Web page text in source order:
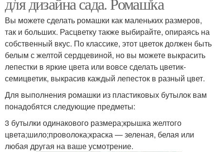
Вы можете сделать ромашки как маленьких размеров,
так и больших. Расцветку также выбирайте, опираясь на
собственный вкус. По классике, этот цветок должен быть
белым с желтой сердцевиной, но вы можете выкрасить
лепестки в яркие цвета или вовсе сделать цветик-
семицветик, выкрасив каждый лепесток в разный цвет.
Для выполнения ромашки из пластиковых бутылок вам
понадобятся следующие предметы:
3 бутылки одинакового размера;крышка желтого
цвета;шило;проволока;краска — зеленая, белая или
любая другая на ваше усмотрение.